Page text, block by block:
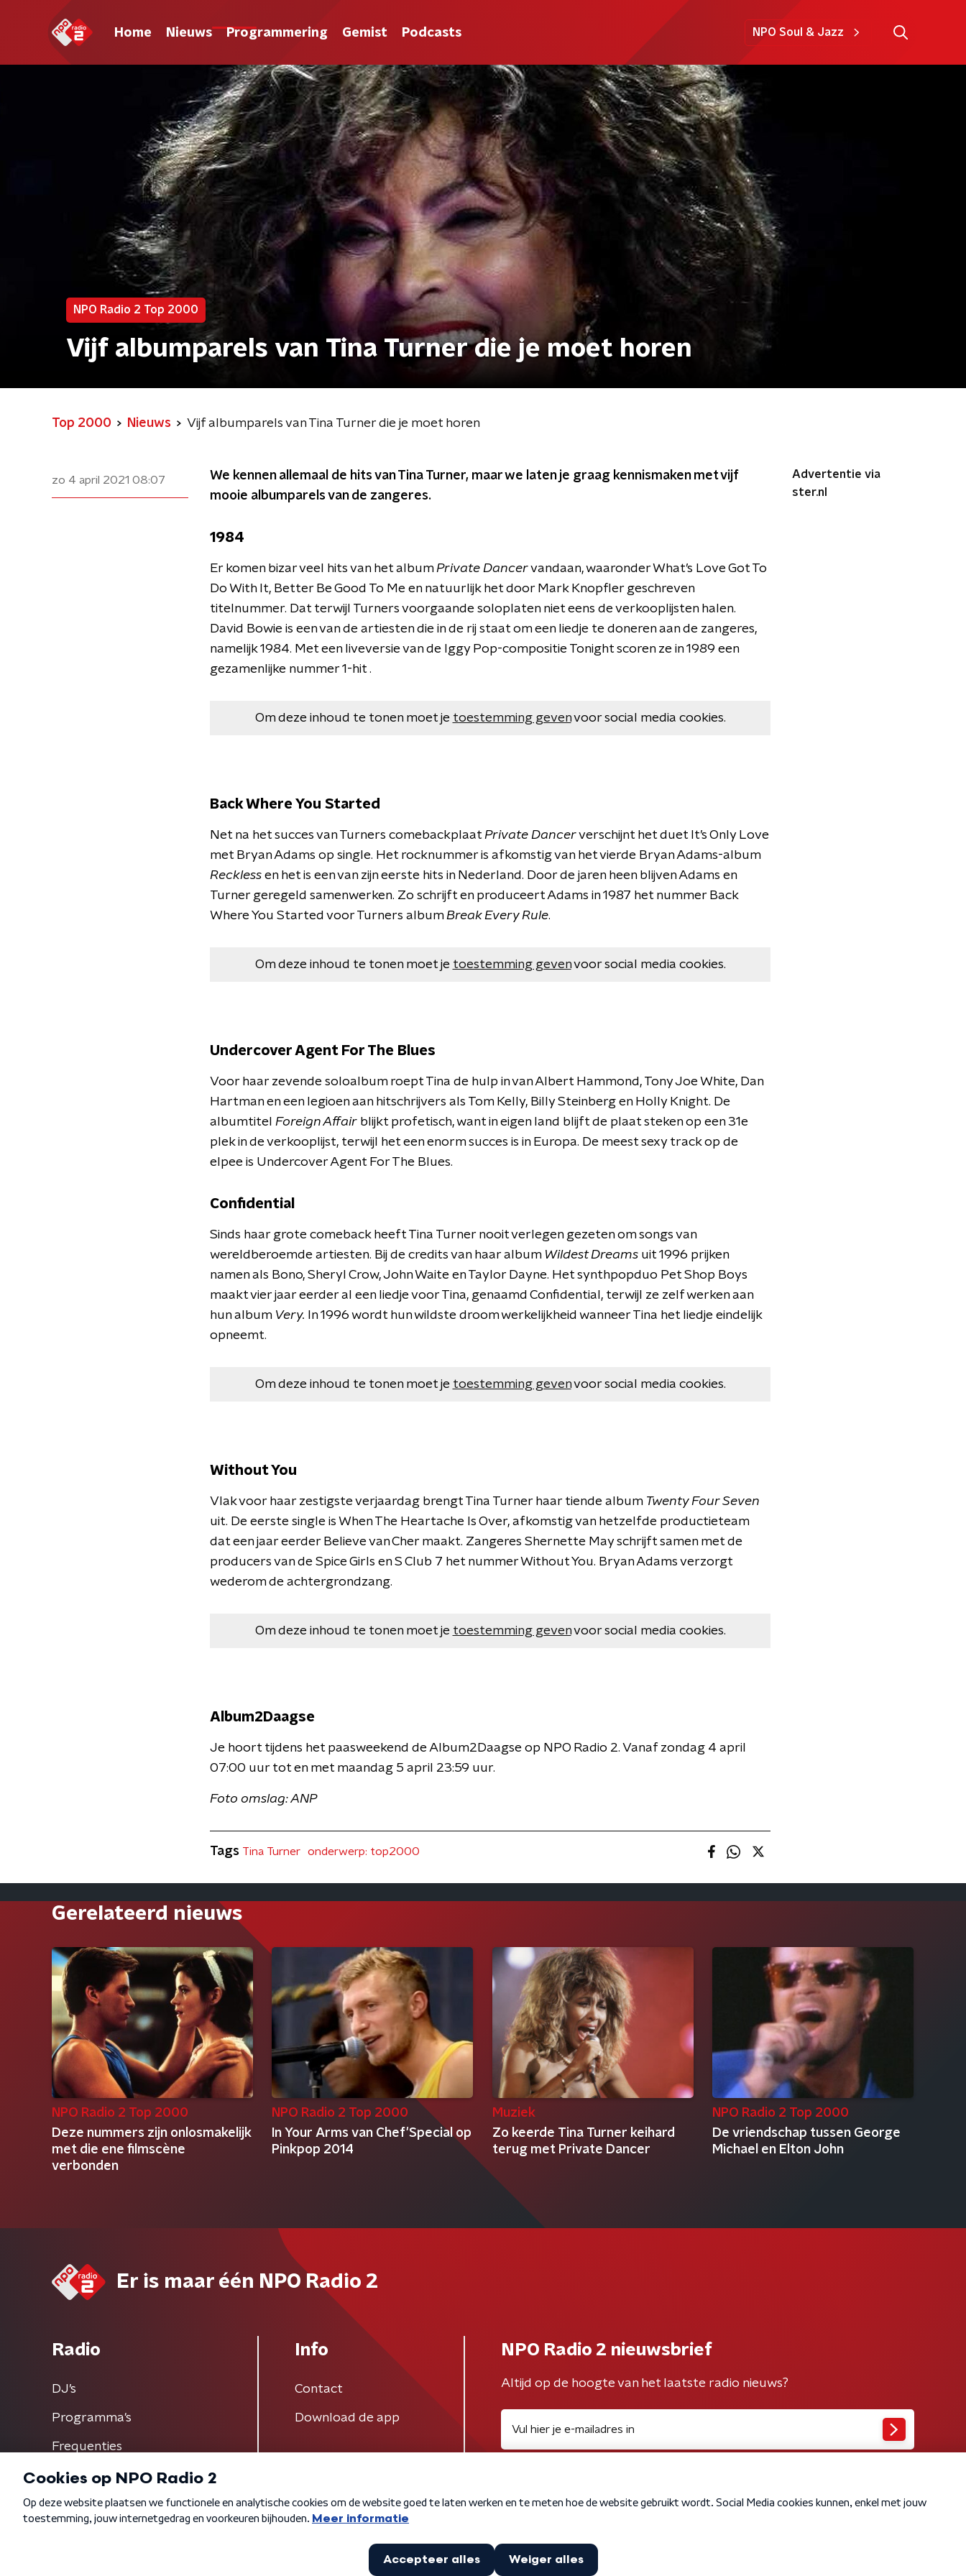
Home Nieuws Programmering Gemist Podcasts NPO Soul & Jazz
NPO Radio 2 Top 2000
Vijf albumparels van Tina Turner die je moet horen
Top 2000 Nieuws Vijf albumparels van Tina Turner die je moet horen
zo 4 april 2021 08:07
We kennen allemaal de hits van Tina Turner, maar we laten je graag kennismaken met vijf
mooie albumparels van de zangeres.
1984
Er komen bizar veel hits van het albumPrivate Dancervandaan, waaronder What’s Love Got To
Do With It, Better Be Good To Me en natuurlijk het door Mark Knopfler geschreven
titelnummer. Dat terwijl Turners voorgaande soloplaten niet eens de verkooplijsten halen.
David Bowie is een van de artiesten die in de rij staat om een liedje te doneren aan de zangeres,
namelijk 1984. Met een liveversie van de Iggy Pop-compositie Tonight scoren ze in 1989 een
gezamenlijke nummer 1-hit .
Om deze inhoud te tonen moet je toestemming gevenvoor social media cookies.
Back Where You Started
Net na het succes van Turners comebackplaat Private Dancerverschijnt het duet It’s Only Love
met Bryan Adams op single. Het rocknummer is afkomstig van het vierde Bryan Adams-album
Reckless en het is een van zijn eerste hits in Nederland. Door de jaren heen blijven Adams en
Turner geregeld samenwerken. Zo schrijft en produceert Adams in 1987 het nummer Back
Where You Started voor Turners albumBreak Every Rule.
Om deze inhoud te tonen moet je toestemming gevenvoor social media cookies.
Undercover Agent For The Blues
Voor haar zevende soloalbum roept Tina de hulp in van Albert Hammond, Tony Joe White, Dan
Hartman en een legioen aan hitschrijvers als Tom Kelly, Billy Steinberg en Holly Knight. De
albumtitel Foreign Affair blijkt profetisch, want in eigen land blijft de plaat steken op een 31e
plek in de verkooplijst, terwijl het een enorm succes is in Europa. De meest sexy track op de
elpee is Undercover Agent For The Blues.
Confidential
Sinds haar grote comeback heeft Tina Turner nooit verlegen gezeten om songs van
wereldberoemde artiesten. Bij de credits van haar album Wildest Dreams uit 1996 prijken
namen als Bono, Sheryl Crow, John Waite en Taylor Dayne. Het synthpopduo Pet Shop Boys
maakt vier jaar eerder al een liedje voor Tina, genaamd Confidential, terwijl ze zelf werken aan
hun album Very. In 1996 wordt hun wildste droom werkelijkheid wanneer Tina het liedje eindelijk
opneemt.
Om deze inhoud te tonen moet je toestemming gevenvoor social media cookies.
Without You
Vlak voor haar zestigste verjaardag brengt Tina Turner haar tiende album Twenty Four Seven
uit. De eerste single is When The Heartache Is Over, afkomstig van hetzelfde productieteam
dat een jaar eerder Believe van Cher maakt. Zangeres Shernette May schrijft samen met de
producers van de Spice Girls en S Club 7 het nummer Without You. Bryan Adams verzorgt
wederom de achtergrondzang.
Om deze inhoud te tonen moet je toestemming gevenvoor social media cookies.
Album2Daagse
Je hoort tijdens het paasweekend de Album2Daagse op NPO Radio 2. Vanaf zondag 4 april
07:00 uur tot en met maandag 5 april 23:59 uur.
Foto omslag: ANP
Advertentie via
ster.nl
Tags Tina Turner onderwerp: top2000
Gerelateerd nieuws
NPO Radio 2 Top 2000
Deze nummers zijn onlosmakelijk
met die ene filmscène
verbonden
NPO Radio 2 Top 2000
In Your Arms van Chef'Special op
Pinkpop 2014
Muziek
Zo keerde Tina Turner keihard
terug met Private Dancer
NPO Radio 2 Top 2000
De vriendschap tussen George
Michael en Elton John
Er is maar één NPO Radio 2
Radio
DJ’s
Programma's
Frequenties
Info
Contact
Download de app
NPO Radio 2 nieuwsbrief
Altijd op de hoogte van het laatste radio nieuws?
Algemene voorwaarden Privacybeleid